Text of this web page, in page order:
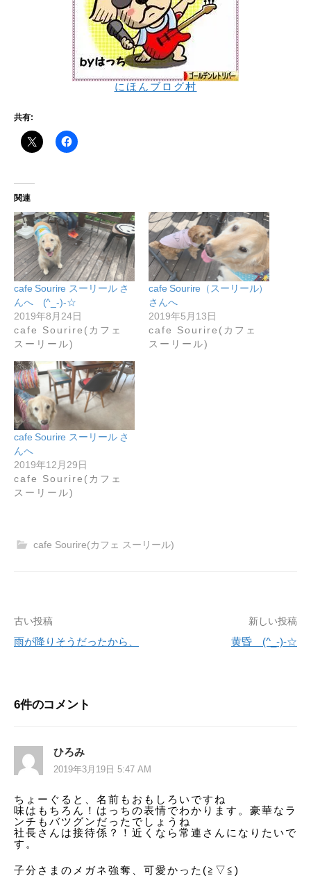
にほんブログ村
共有:
関連
cafe Sourire スーリール さ
んへ (^_-)-☆
2019年8月24日
cafe Sourire(カフェ
スーリール)
cafe Sourire（スーリール）
さんへ
2019年5月13日
cafe Sourire(カフェ
スーリール)
cafe Sourire スーリール さ
んへ
2019年12月29日
cafe Sourire(カフェ
スーリール)
cafe Sourire(カフェ スーリール)
投
稿
ビ
ー
シ
ョ
ン
古い投稿
雨が降りそうだったから、
新しい投稿
黄昏 (^_-)-☆
6件のコメント
ひろみ
2019年3月19日 5:47 AM
ちょーぐると、名前もおもしろいですね
味はもちろん！はっちの表情でわかります。豪華なラ
ンチもバツグンだったでしょうね
社長さんは接待係？！近くなら常連さんになりたいで
す。
子分さまのメガネ強奪、可愛かった(≧▽≦)